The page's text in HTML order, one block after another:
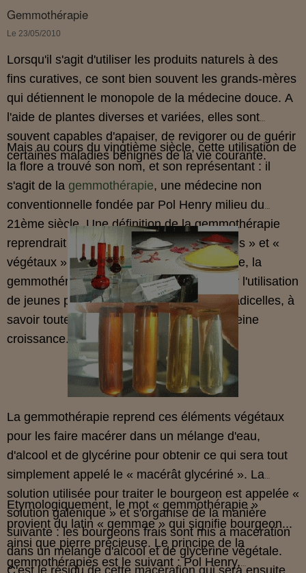
Gemmothérapie
Le 23/05/2010
Lorsqu'il s'agit d'utiliser les produits naturels à des
fins curatives, ce sont bien souvent les grands-mères
qui détiennent le monopole de la médecine douce. A
l'aide de plantes diverses et variées, elles sont
souvent capables d'apaiser, de revigorer ou de guérir
certaines maladies bénignes de la vie courante.
Mais au cours du vingtième siècle, cette utilisation de
la flore a trouvé son nom, et son représentant : il
s'agit de la gemmothérapie, une médecine non
conventionnelle fondée par Pol Henry milieu du
21ème siècle. Une définition de la gemmothérapie
reprendrait les mots « tissus embryonnaires » et «
végétaux »... mais de manière plus explicite, la
gemmothérapie est la médecine basée sur l'utilisation
de jeunes pousses, de bourgeons ou de radicelles, à
savoir toute matière végétale encore en pleine
croissance.
La gemmothérapie reprend ces éléments végétaux
pour les faire macérer dans un mélange d'eau,
d'alcool et de glycérine pour obtenir ce qui sera tout
simplement appelé le « macérât glycériné ». La
solution utilisée pour traiter le bourgeon est appelée «
solution galénique » et s'organise de la manière
suivante : les bourgeons frais sont mis à macération
dans un mélange d'alcool et de glycérine végétale.
Etymologiquement, le mot « gemmothérapie »
provient du latin « gemmae » qui signifie bourgeon...
ainsi que pierre précieuse. Le principe de la
gemmothérapies est le suivant : Pol Henry,